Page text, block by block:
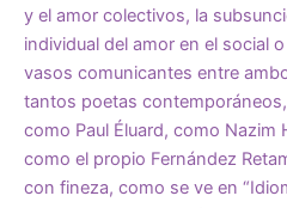
y el amor colectivos, la
individual del amor en el social
vasos comunicantes entre
tantos poetas
como Paul Éluard, como Nazim
como el propio Fernández
con fineza, como se ve en